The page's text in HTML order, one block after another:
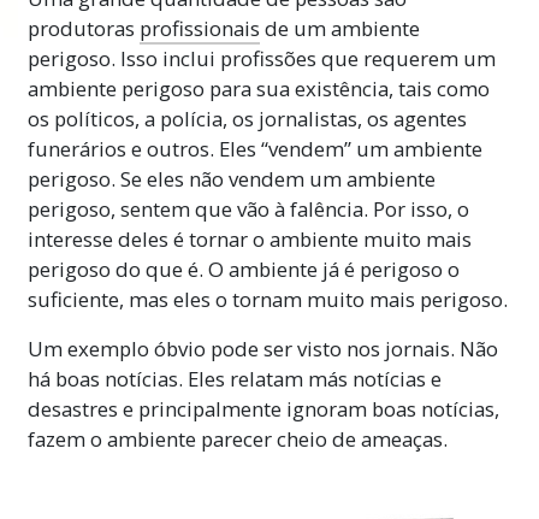
Nota Importante
Ao fazer este curso, certifique-se muito,
muito bem de nunca deixar passar uma
palavra que não compreenda totalmente. A
única razão pela qual uma pessoa desiste de
um estudo ou fica confusa ou incapaz de
aprender é porque deixou passar uma
palavra que não foi compreendida.Mais
produtoras profissionais de um ambiente
perigoso. Isso inclui profissões que requerem um
ambiente perigoso para sua existência, tais como
os políticos, a polícia, os jornalistas, os agentes
funerários e outros. Eles “vendem” um ambiente
perigoso. Se eles não vendem um ambiente
perigoso, sentem que vão à falência. Por isso, o
interesse deles é tornar o ambiente muito mais
perigoso do que é. O ambiente já é perigoso o
suficiente, mas eles o tornam muito mais perigoso.
Um exemplo óbvio pode ser visto nos jornais. Não
há boas notícias. Eles relatam más notícias e
desastres e principalmente ignoram boas notícias,
fazem o ambiente parecer cheio de ameaças.